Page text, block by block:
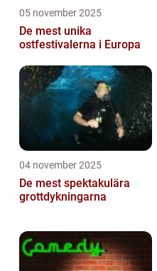
05 november 2025
De mest unika
ostfestivalerna i Europa
04 november 2025
De mest spektakulära
grottdykningarna